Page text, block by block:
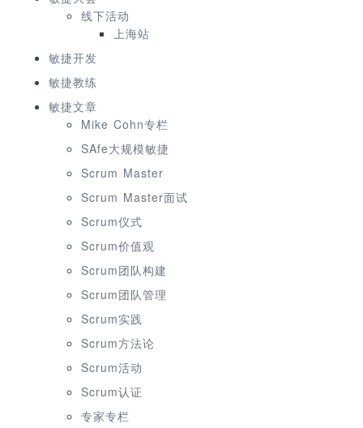
线下活动
上海站
敏捷开发
敏捷教练
敏捷文章
Mike Cohn专栏
SAfe大规模敏捷
Scrum Master
Scrum Master面试
Scrum仪式
Scrum价值观
Scrum团队构建
Scrum团队管理
Scrum实践
Scrum方法论
Scrum活动
Scrum认证
专家专栏